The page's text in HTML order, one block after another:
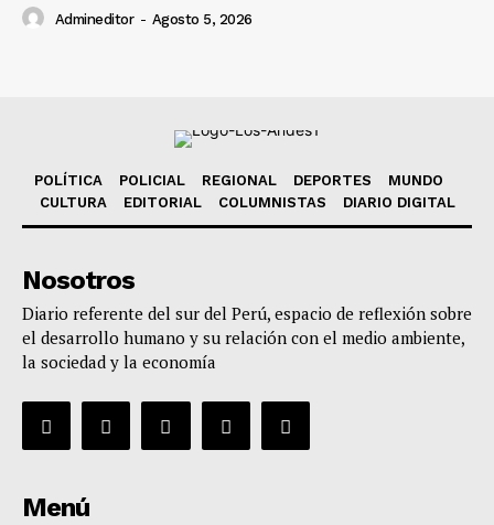
Admineditor - Agosto 5, 2026
POLÍTICA POLICIAL REGIONAL DEPORTES
MUNDO
CULTURA
EDITORIAL COLUMNISTAS DIARIO DIGITAL
Nosotros
Diario referente del sur del Perú, espacio de reflexión sobre
el desarrollo humano y su relación con el medio ambiente,
la sociedad y la economía
Menú